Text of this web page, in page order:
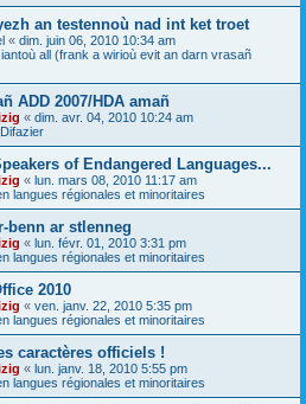
an testennoù nad int ket troet
« dim. juin 06, 2010 10:34 am
all (frank a wirioù evit an darn vrasañ
ADD 2007/HDA amañ
« dim. avr. 04, 2010 10:24 am
of Endangered Languages...
« lun. mars 08, 2010 11:17 am
langues régionales et minoritaires
benn ar stlenneg
« lun. févr. 01, 2010 3:31 pm
langues régionales et minoritaires
2010
« ven. janv. 22, 2010 5:35 pm
langues régionales et minoritaires
caractères officiels !
« lun. janv. 18, 2010 5:55 pm
langues régionales et minoritaires